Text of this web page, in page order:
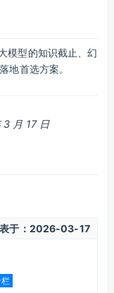
模型的知识截止、幻
地首选方案。
月 17 日
于： 2026-03-17